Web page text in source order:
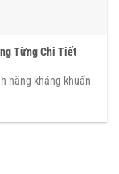
Từng Chi Tiết
năng kháng khuẩn